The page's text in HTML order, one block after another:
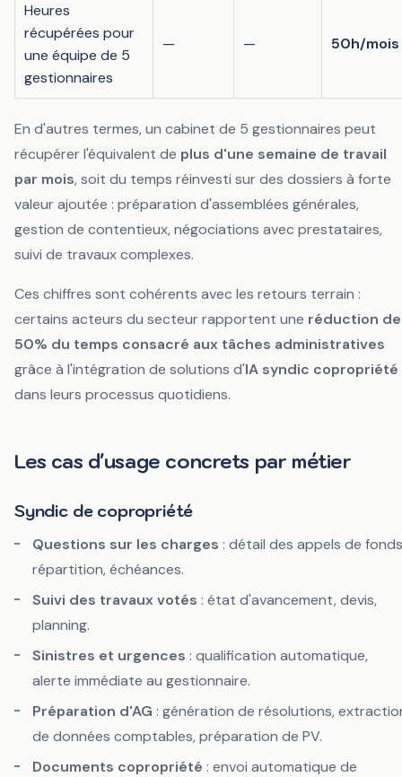
Heures
récupérées pour
une équipe de 5
gestionnaires
— — 50h/mois
En d'autres termes, un cabinet de 5 gestionnaires peut
récupérer l'équivalent de plus d'une semaine de travail
par mois, soit du temps réinvesti sur des dossiers à forte
valeur ajoutée : préparation d'assemblées générales,
gestion de contentieux, négociations avec prestataires,
suivi de travaux complexes.
Ces chiffres sont cohérents avec les retours terrain :
certains acteurs du secteur rapportent une réduction de
50% du temps consacré aux tâches administratives
grâce à l'intégration de solutions d'IA syndic copropriété
dans leurs processus quotidiens.
Les cas d'usage concrets par métier
Syndic de copropriété
Questions sur les charges : détail des appels de
répartition, échéances.
Suivi des travaux votés : état d'avancement, devis,
planning.
Sinistres et urgences : qualification automatique,
alerte immédiate au gestionnaire.
Préparation d'AG : génération de résolutions,
de données comptables, préparation de PV.
Documents copropriété : envoi automatique de